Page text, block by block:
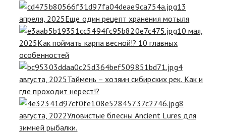
13
апреля, 2025Еще один рецепт хранения мотыля
10 мая,
2025Как поймать карпа весной!? 10 главных
особенностей
4
августа, 2025Таймень – хозяин сибирских рек. Как и
где проходит нерест!?
8
августа, 2022Уловистые блесны Ancient Lures для
зимней рыбалки.